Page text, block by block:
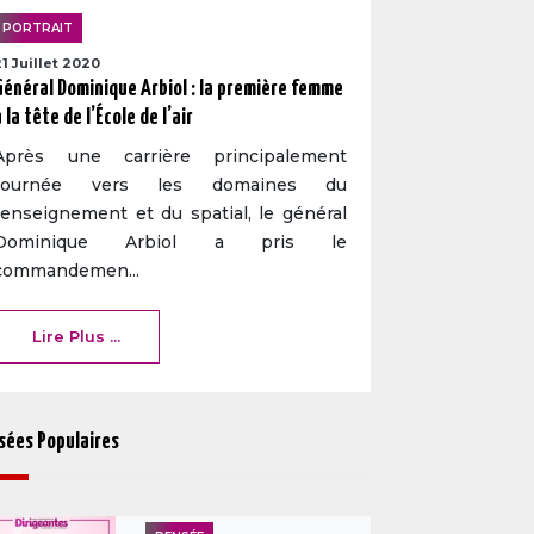
PORTRAIT
Juillet 2020
Dominique Arbiol : la première femme
la tête de l’École de l’air
une carrière principalement
vers les domaines du
et du spatial, le général
Arbiol a pris le
Lire Plus ...
Populaires